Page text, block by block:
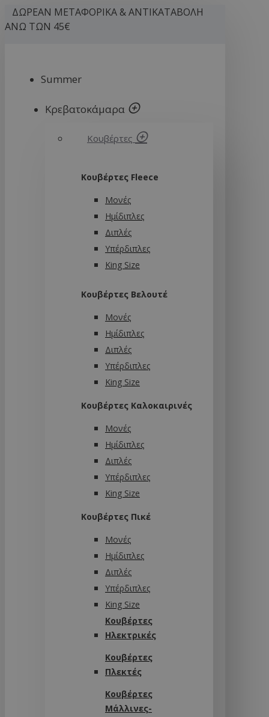
ΔΩΡΕΑΝ ΜΕΤΑΦΟΡΙΚΑ & ΑΝΤΙΚΑΤΑΒΟΛΗ
ΑΝΩ ΤΩΝ 45€
Summer
Κρεβατοκάμαρα
Κουβέρτες
Κουβέρτες Fleece
Μονές
Ημίδιπλες
Διπλές
Υπέρδιπλες
King Size
Κουβέρτες Βελουτέ
Μονές
Ημίδιπλες
Διπλές
Υπέρδιπλες
King Size
Κουβέρτες Καλοκαιρινές
Μονές
Ημίδιπλες
Διπλές
Υπέρδιπλες
King Size
Κουβέρτες Πικέ
Μονές
Ημίδιπλες
Διπλές
Υπέρδιπλες
King Size
Κουβέρτες
Ηλεκτρικές
Κουβέρτες
Πλεκτές
Κουβέρτες
Μάλλινες-